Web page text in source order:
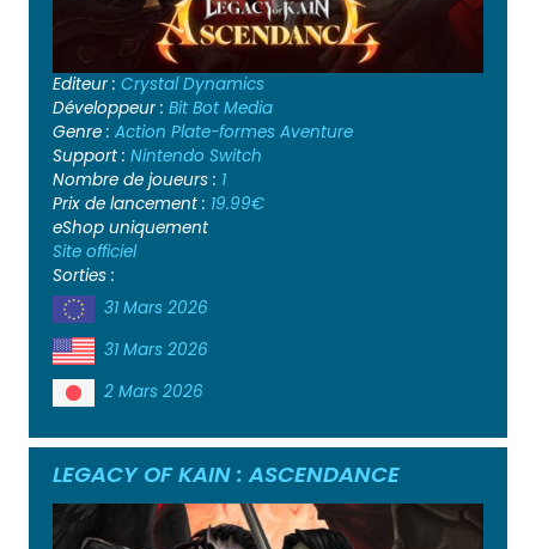
Editeur : Crystal Dynamics
Développeur : Bit Bot Media
Genre : Action Plate-formes Aventure
Support : Nintendo Switch
Nombre de joueurs : 1
Prix de lancement : 19.99€
eShop uniquement
Site officiel
Sorties :
31 Mars 2026
31 Mars 2026
2 Mars 2026
LEGACY OF KAIN : ASCENDANCE